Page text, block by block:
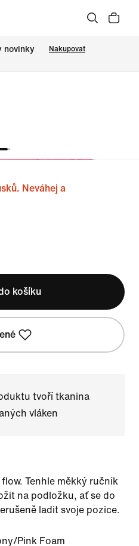
novinky Nakupovat
Neváhej a
košíku
tvoří tkanina
vláken
Tenhle měkký ručník
na podložku, ať se do
ladit svoje pozice.
Pink Foam